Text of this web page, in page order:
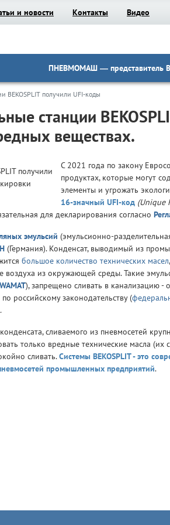
и новости Контакты Видео
ПНЕВМОМАШ — представитель
BEKOSPLIT получили UFI-коды
станции
веществах.
С 2021 года по закону
продуктах, которые могут
элементы и угрожать
16-значный UFI-код (Unique
для декларирования согласно
эмульсий (эмульсионно-
(Германия). Конденсат, выводимый из
большое количество технических масел
из окружающей среды. Такие
), запрещено сливать в канализацию -
российскому законодательству (
сливаемого из пневмосетей
только вредные технические масла
сливать.Системы BEKOSPLIT - это
промышленных предприятий.